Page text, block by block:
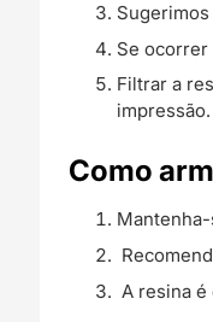
Se ocorrer
Filtrar a
impressão.
Como
A resina